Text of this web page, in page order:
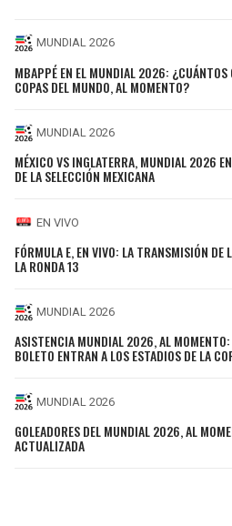
MUNDIAL 2026
MBAPPÉ EN EL MUNDIAL 2026: ¿CUÁNTOS
COPAS DEL MUNDO, AL MOMENTO?
MUNDIAL 2026
MÉXICO VS INGLATERRA, MUNDIAL 2026
DE LA SELECCIÓN MEXICANA
EN VIVO
FÓRMULA E, EN VIVO: LA TRANSMISIÓN DE
LA RONDA 13
MUNDIAL 2026
ASISTENCIA MUNDIAL 2026, AL
BOLETO ENTRAN A LOS ESTADIOS DE LA
MUNDIAL 2026
GOLEADORES DEL MUNDIAL 2026, AL
ACTUALIZADA